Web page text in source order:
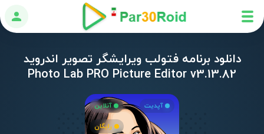
ورود
دانلود برنامه فتولب ویرایشگر تصویر اندروید
Photo Lab PRO Picture Editor v3.13.82
آپدیت آنلاین
رایگان